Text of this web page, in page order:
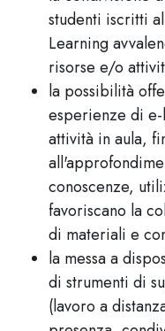
studenti iscritti
Learning
risorse e/o
la possibilità
esperienze di
attività in aula,
conoscenze,
favoriscano la
di materiali e
la messa a
di strumenti di
(lavoro a